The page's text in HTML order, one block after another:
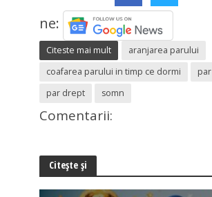
ne:
Citeste mai mult
aranjarea parului
coafarea parului in timp ce dormi
par drept
somn
Comentarii:
Citește și